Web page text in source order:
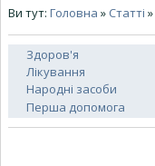
Ви тут: Головна » Статті »
Здоров'я
Лікування
Народні засоби
Перша допомога